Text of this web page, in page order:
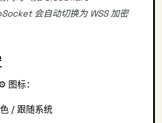
会自动切换为 WSS 加密
图标：
/ 跟随系统